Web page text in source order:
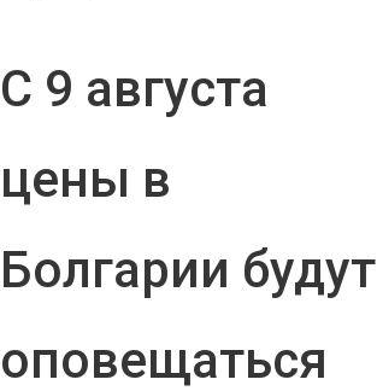
С 9 августа
цены в
Болгарии будут
оповещаться